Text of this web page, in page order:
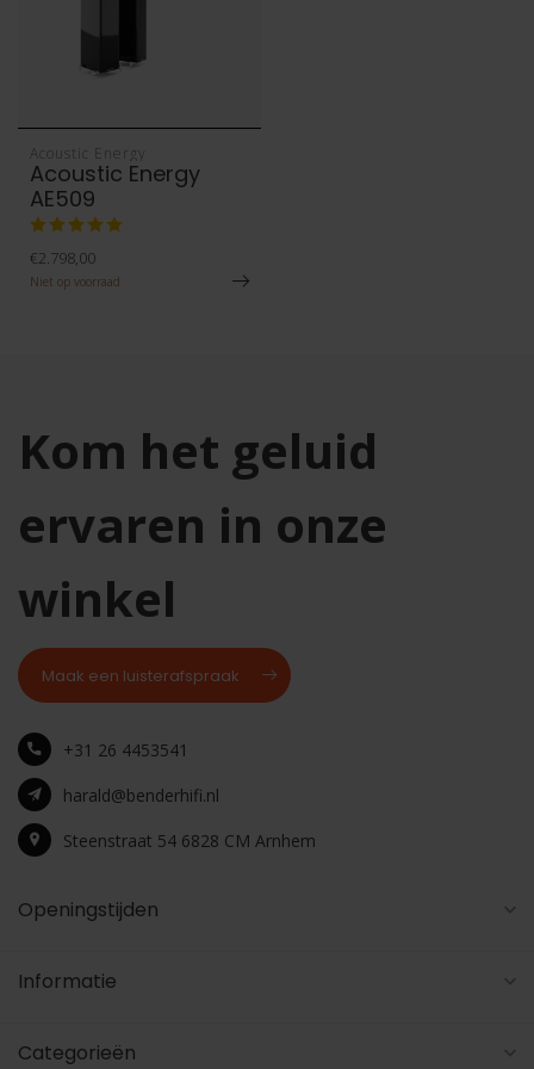
Acoustic Energy
Acoustic Energy
AE509
€2.798,00
Niet op voorraad
Kom het geluid
ervaren in onze
winkel
Maak een luisterafspraak
+31 26 4453541
harald@benderhifi.nl
Steenstraat 54 6828 CM Arnhem
Openingstijden
Informatie
Categorieën